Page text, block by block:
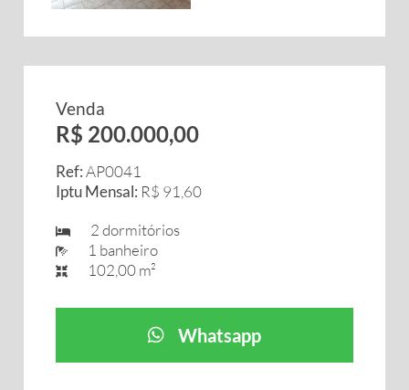
Venda
R$ 200.000,00
Ref:AP0041
Iptu Mensal: R$ 91,60
2 dormitórios
1 banheiro
102,00 m²
Whatsapp